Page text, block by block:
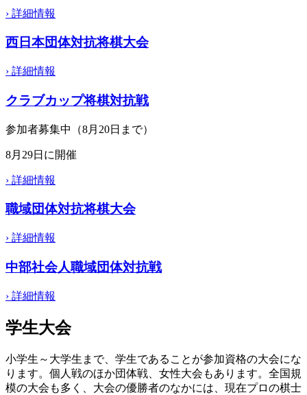
› 詳細情報
西日本団体対抗将棋大会
› 詳細情報
クラブカップ将棋対抗戦
参加者募集中（8月20日まで）
8月29日に開催
› 詳細情報
職域団体対抗将棋大会
› 詳細情報
中部社会人職域団体対抗戦
› 詳細情報
学生大会
小学生～大学生まで、学生であることが参加資格の大会にな
ります。個人戦のほか団体戦、女性大会もあります。全国規
模の大会も多く、大会の優勝者のなかには、現在プロの棋士